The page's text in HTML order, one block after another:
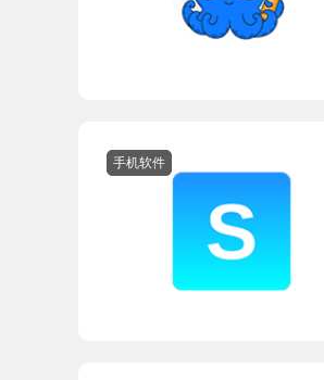
手机软件